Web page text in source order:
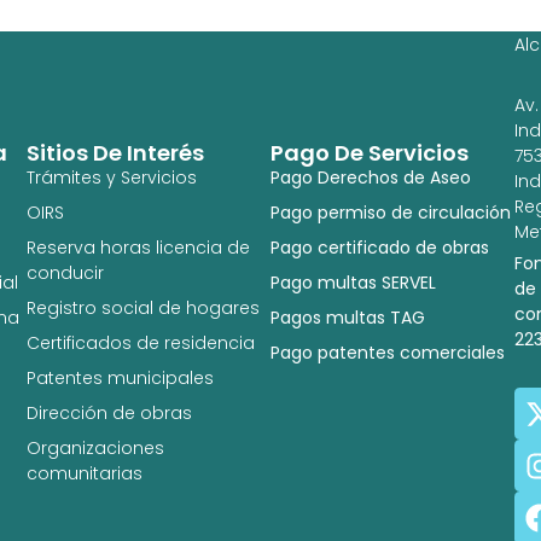
Pago De Servicios
Pago Derechos de Aseo
Pago permiso de circulación
Pago certificado de obras
Pago multas SERVEL
Pagos multas TAG
Pago patentes comerciales
Sitios De Interés
Trámites y Servicios
OIRS
Reserva horas licencia de
conducir
Registro social de hogares
Certificados de residencia
Patentes municipales
Dirección de obras
Organizaciones
comunitarias
Av.
de